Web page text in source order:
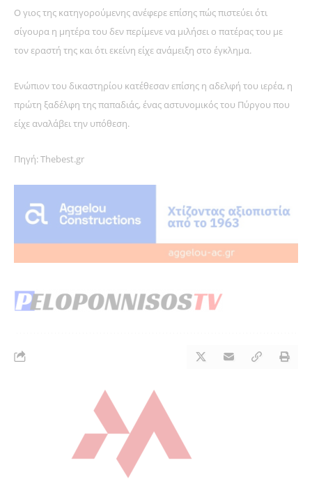
Ο γιος της κατηγορούμενης ανέφερε επίσης πώς πιστεύει ότι
σίγουρα η μητέρα του δεν περίμενε να μιλήσει ο πατέρας του με
τον εραστή της και ότι εκείνη είχε ανάμειξη στο έγκλημα.
Ενώπιον του δικαστηρίου κατέθεσαν επίσης η αδελφή του ιερέα, η
πρώτη ξαδέλφη της παπαδιάς, ένας αστυνομικός του Πύργου που
είχε αναλάβει την υπόθεση.
Πηγή: Thebest.gr